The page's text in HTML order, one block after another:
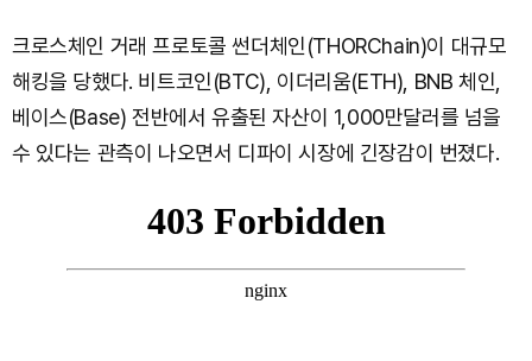
크로스체인 거래 프로토콜 썬더체인(THORChain)이 대규모
해킹을 당했다. 비트코인(BTC), 이더리움(ETH), BNB 체인,
베이스(Base) 전반에서 유출된 자산이 1,000만달러를 넘을
수 있다는 관측이 나오면서 디파이 시장에 긴장감이 번졌다.